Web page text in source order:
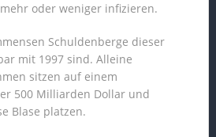
oder weniger infizieren.
Schuldenberge dieser
mit 1997 sind. Alleine
sitzen auf einem
500 Milliarden Dollar und
Blase platzen.